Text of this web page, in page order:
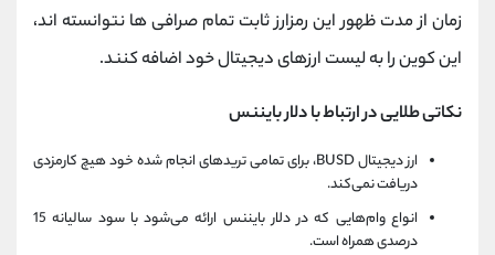
زمان از مدت ظهور این رمزارز ثابت تمام صرافی ها نتوانسته اند،
این کوین را به لیست ارزهای دیجیتال خود اضافه کنند.
نکاتی طلایی در ارتباط با دلار بایننس
ارز دیجیتال BUSD، برای تمامی تریدهای انجام شده خود هیچ کارمزدی
دریافت نمی‌کند.
انواع وام‌هایی که در دلار بایننس ارائه می‌شود با سود سالیانه 15
درصدی همراه است.